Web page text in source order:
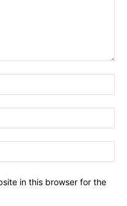
in this browser for the